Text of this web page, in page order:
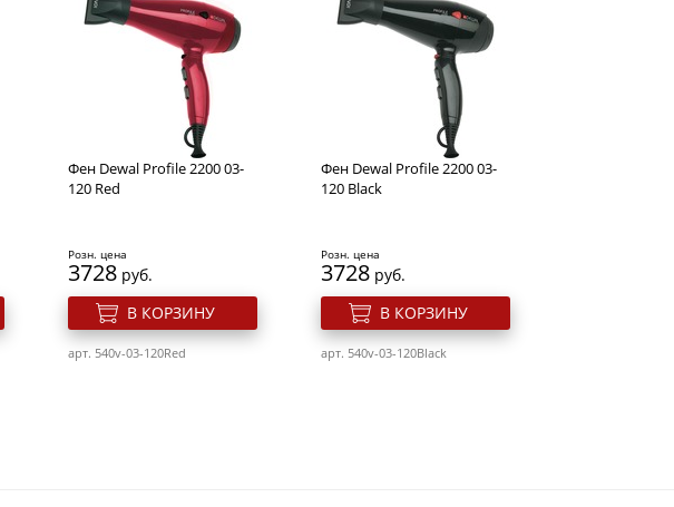
Фен Dewal Profile 2200 03-
120 Red
Розн. цена
3728 руб.
В КОРЗИНУ
арт. 540v-03-120Red
Фен Dewal Profile 2200 03-
120 Black
Розн. цена
3728 руб.
В КОРЗИНУ
арт. 540v-03-120Black